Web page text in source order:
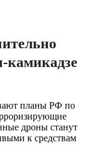
камикадзе
планы РФ по
дроны станут
к средствам